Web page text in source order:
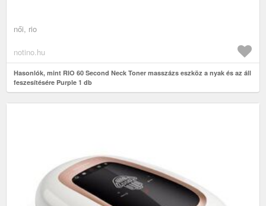
női, rio
notino.hu
Hasonlók, mint RIO 60 Second Neck Toner masszázs eszköz a nyak és az áll
feszesítésére Purple 1 db